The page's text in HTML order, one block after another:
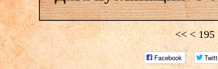
<< < 195
Facebook